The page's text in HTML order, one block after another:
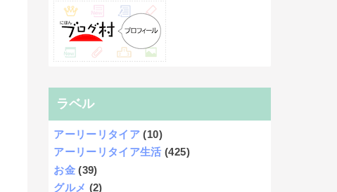
ラベル
アーリーリタイア (10)
アーリーリタイア生活 (425)
お金 (39)
グルメ (2)